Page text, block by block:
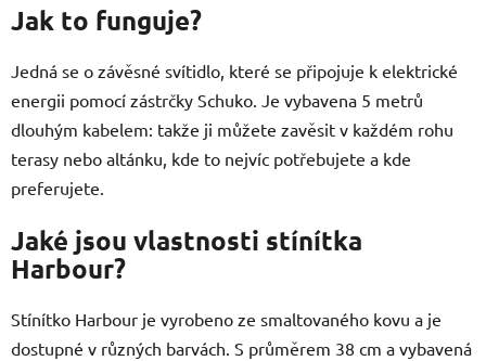
Jak to funguje?
Jedná se o závěsné svítidlo, které se připojuje k elektrické
energii pomocí zástrčky Schuko. Je vybavena 5 metrů
dlouhým kabelem: takže ji můžete zavěsit v každém rohu
terasy nebo altánku, kde to nejvíc potřebujete a kde
preferujete.
Jaké jsou vlastnosti stínítka
Harbour?
Stínítko Harbour je vyrobeno ze smaltovaného kovu a je
dostupné v různých barvách. S průměrem 38 cm a vybavená